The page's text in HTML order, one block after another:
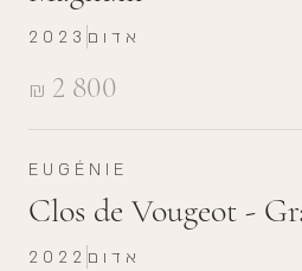
₪ 2 800
2023 אדום
EUGÉNIE
Clos de Vougeot -
2022 אדום